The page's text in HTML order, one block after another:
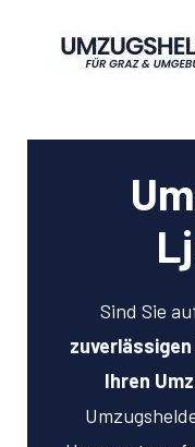
Sind Sie
Ihren